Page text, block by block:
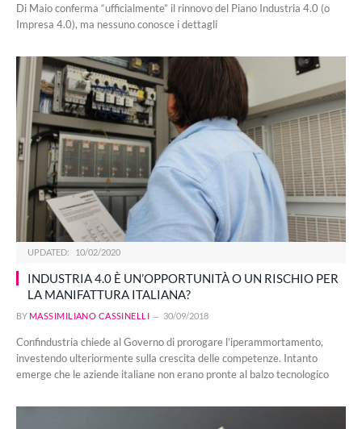
Di Maio conferma “ufficialmente” il rinnovo del Piano Industria 4.0 (o
Impresa 4.0), ma nessuno conosce i dettagli
UPDATED: 10/02/2020
INDUSTRIA 4.0 È UN’OPPORTUNITÀ O UN RISCHIO PER
LA MANIFATTURA ITALIANA?
BY MASSIMILIANO CASSINELLI 30/09/2018
Confindustria chiede al Governo di prorogare l’iperammortamento,
investendo ulteriormente sulla crescita delle competenze. Intanto
emerge che le aziende italiane non erano pronte al balzo tecnologico